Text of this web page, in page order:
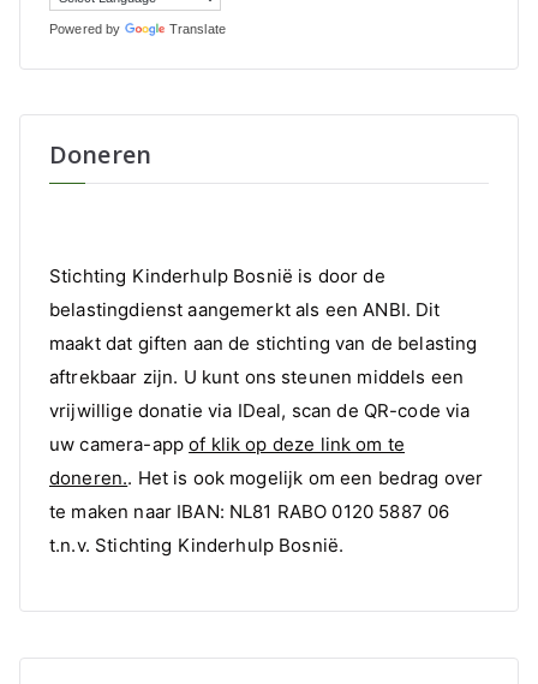
Powered by Translate
Doneren
Stichting Kinderhulp Bosnië is door de
belastingdienst aangemerkt als een ANBI. Dit
maakt dat giften aan de stichting van de belasting
aftrekbaar zijn. U kunt ons steunen middels een
vrijwillige donatie via IDeal, scan de QR-code via
uw camera-appof klik op deze link om te
doneren.. Het is ook mogelijk om een bedrag over
te maken naar IBAN: NL81 RABO 0120 5887 06
t.n.v. Stichting Kinderhulp Bosnië.